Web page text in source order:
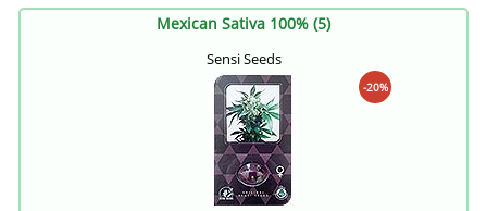
Mexican Sativa 100% (5)
Sensi Seeds
-20%